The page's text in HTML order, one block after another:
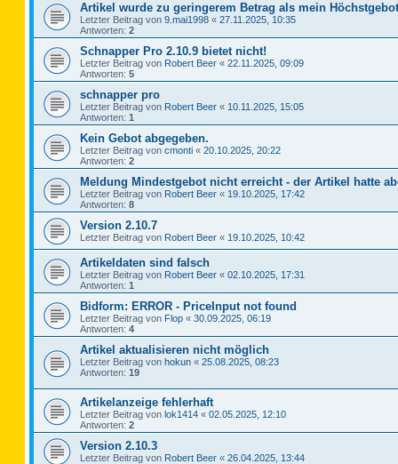
Artikel wurde zu geringerem Betrag als mein
Letzter Beitrag von 9.mai1998 « 27.11.2025, 10:35
Antworten: 2
Schnapper Pro 2.10.9 bietet nicht!
Letzter Beitrag von Robert Beer « 22.11.2025, 09:09
Antworten: 5
schnapper pro
Letzter Beitrag von Robert Beer « 10.11.2025, 15:05
Antworten: 1
Kein Gebot abgegeben.
Letzter Beitrag von cmonti « 20.10.2025, 20:22
Antworten: 2
Meldung Mindestgebot nicht erreicht - der Artikel hatte
Letzter Beitrag von Robert Beer « 19.10.2025, 17:42
Antworten: 8
Version 2.10.7
Letzter Beitrag von Robert Beer « 19.10.2025, 10:42
Artikeldaten sind falsch
Letzter Beitrag von Robert Beer « 02.10.2025, 17:31
Antworten: 1
Bidform: ERROR - PriceInput not found
Letzter Beitrag von Flop « 30.09.2025, 06:19
Antworten: 4
Artikel aktualisieren nicht möglich
Letzter Beitrag von hokun « 25.08.2025, 08:23
Antworten: 19
Artikelanzeige fehlerhaft
Letzter Beitrag von lok1414 « 02.05.2025, 12:10
Antworten: 2
Version 2.10.3
Letzter Beitrag von Robert Beer « 26.04.2025, 13:44